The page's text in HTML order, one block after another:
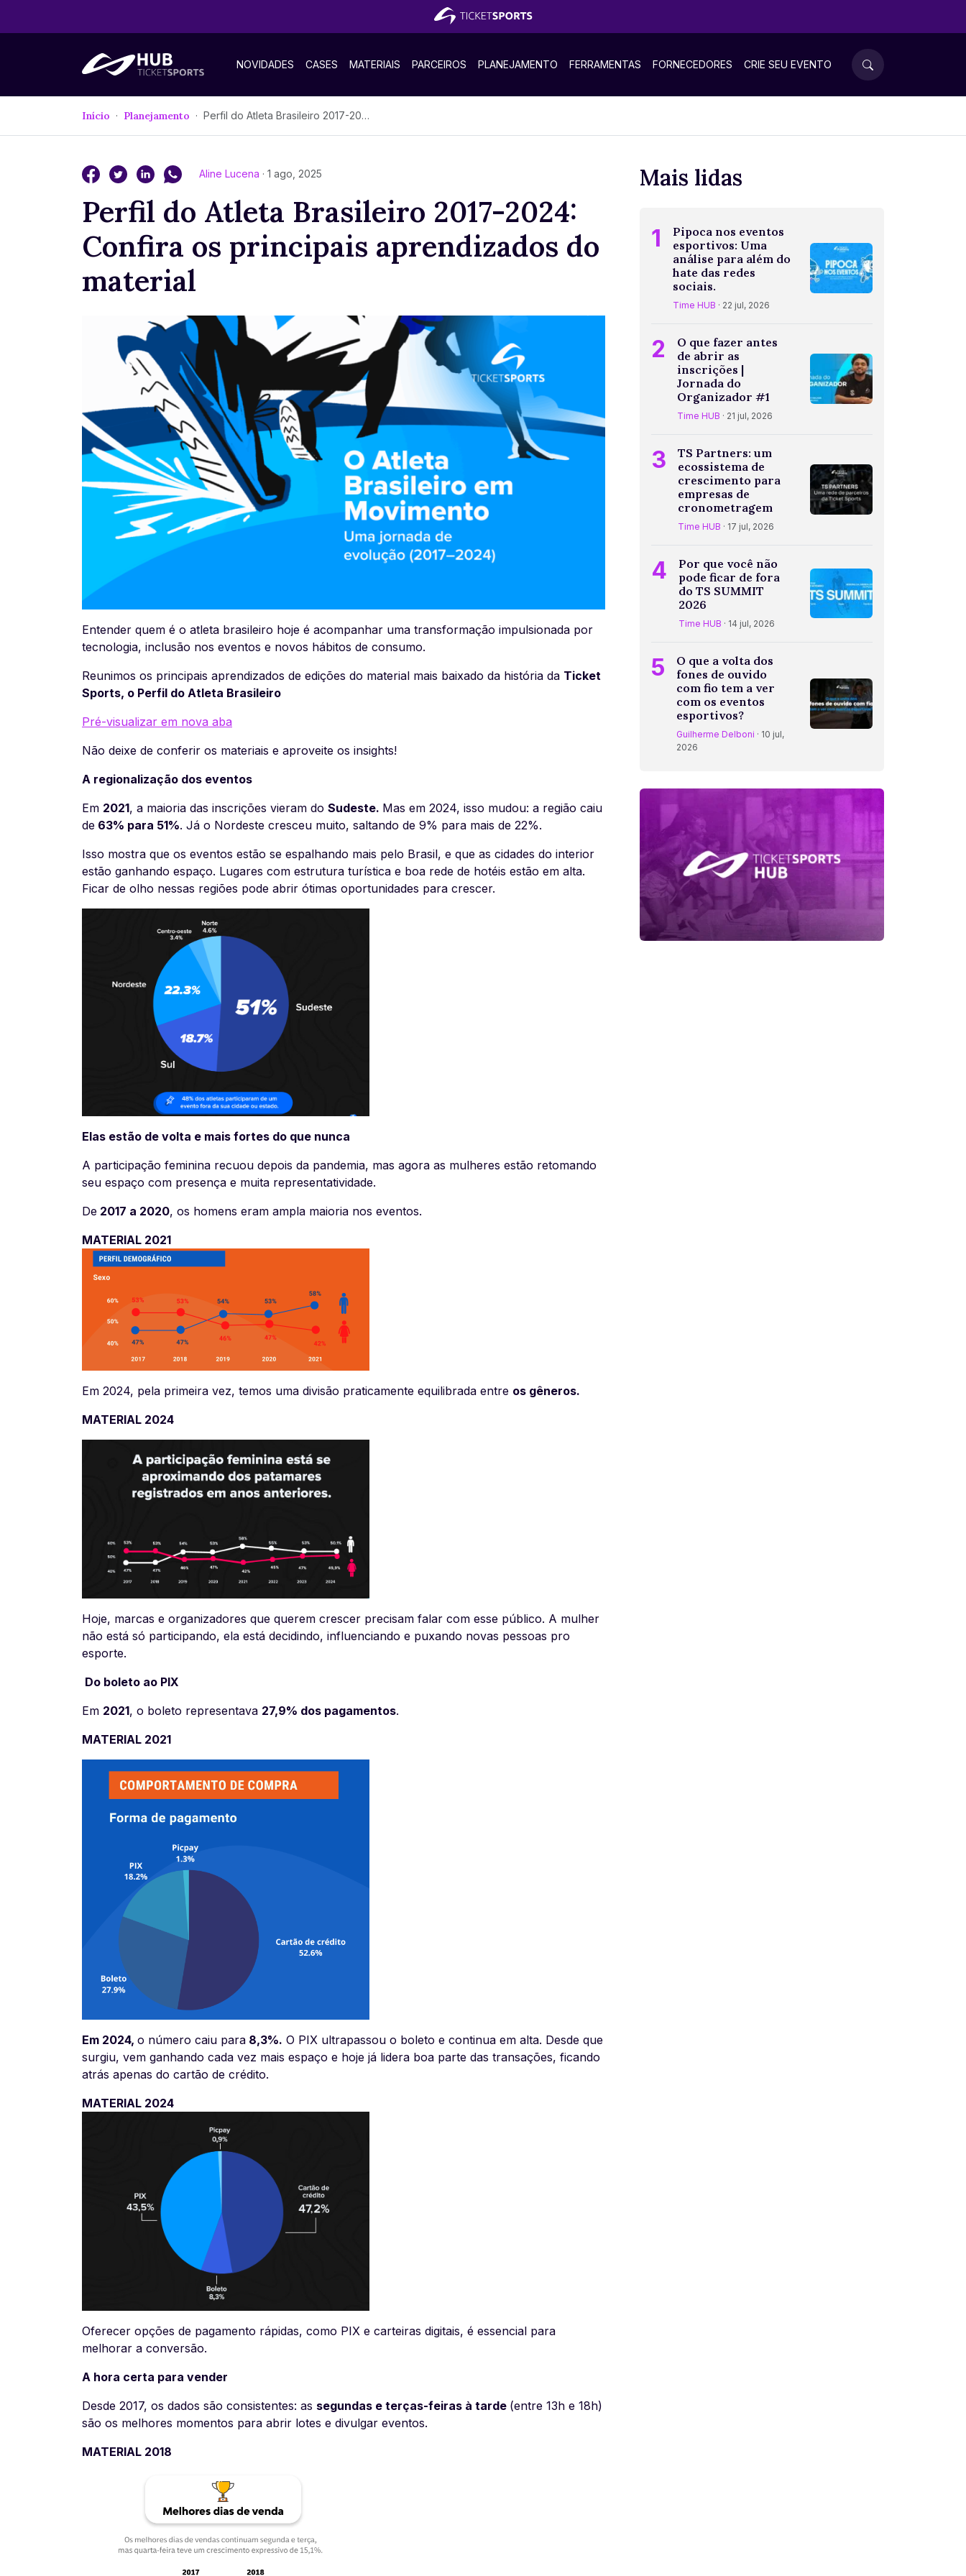
NOVIDADES CASES MATERIAIS PARCEIROS PLANEJAMENTO FERRAMENTAS FORNECEDORES CRIE SEU EVENTO
Início Planejamento Perfil do Atleta Brasileiro 2017-2024: Confira os principais aprendizados do material
Aline Lucena · 1 ago, 2025
Perfil do Atleta Brasileiro 2017-2024:
Confira os principais aprendizados do
material
Entender quem é o atleta brasileiro hoje é acompanhar uma transformação impulsionada por
tecnologia, inclusão nos eventos e novos hábitos de consumo.
Reunimos os principais aprendizados de edições do material mais baixado da história da Ticket
Sports, o Perfil do Atleta Brasileiro
Pré-visualizar em nova aba
Não deixe de conferir os materiais e aproveite os insights!
A regionalização dos eventos
Em 2021, a maioria das inscrições vieram do Sudeste. Mas em 2024, isso mudou: a região caiu
de 63% para 51%. Já o Nordeste cresceu muito, saltando de 9% para mais de 22%.
Isso mostra que os eventos estão se espalhando mais pelo Brasil, e que as cidades do interior
estão ganhando espaço. Lugares com estrutura turística e boa rede de hotéis estão em alta.
Ficar de olho nessas regiões pode abrir ótimas oportunidades para crescer.
Elas estão de volta e mais fortes do que nunca
A participação feminina recuou depois da pandemia, mas agora as mulheres estão retomando
seu espaço com presença e muita representatividade.
De 2017 a 2020, os homens eram ampla maioria nos eventos.
MATERIAL 2021
Em 2024, pela primeira vez, temos uma divisão praticamente equilibrada entre os gêneros.
MATERIAL 2024
Hoje, marcas e organizadores que querem crescer precisam falar com esse público. A mulher
não está só participando, ela está decidindo, influenciando e puxando novas pessoas pro
esporte.
Do boleto ao PIX
Em 2021, o boleto representava 27,9% dos pagamentos.
MATERIAL 2021
Em 2024, o número caiu para 8,3%. O PIX ultrapassou o boleto e continua em alta. Desde que
surgiu, vem ganhando cada vez mais espaço e hoje já lidera boa parte das transações, ficando
atrás apenas do cartão de crédito.
MATERIAL 2024
Oferecer opções de pagamento rápidas, como PIX e carteiras digitais, é essencial para
melhorar a conversão.
A hora certa para vender
Desde 2017, os dados são consistentes: as segundas e terças-feiras à tarde (entre 13h e 18h)
são os melhores momentos para abrir lotes e divulgar eventos.
MATERIAL 2018
Mais lidas
1
Pipoca nos eventos
esportivos: Uma
análise para além do
hate das redes
sociais.
Time HUB · 22 jul, 2026
2
O que fazer antes
de abrir as
inscrições |
Jornada do
Organizador #1
Time HUB · 21 jul, 2026
3
TS Partners: um
ecossistema de
crescimento para
empresas de
cronometragem
Time HUB · 17 jul, 2026
4
Por que você não
pode ficar de fora
do TS SUMMIT
2026
Time HUB · 14 jul, 2026
5
O que a volta dos
fones de ouvido
com fio tem a ver
com os eventos
esportivos?
Guilherme Delboni · 10 jul,
2026